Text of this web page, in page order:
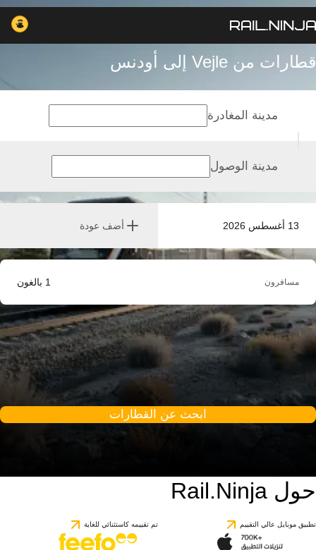
قطارات من Vejle إلى أودنس
13 أغسطس 2026 أضف عودة
مدينة المغادرة
مدينة الوصول
مسافرون 1 بالغون
ابحث عن القطارات
حول Rail.Ninja
تطبيق موبايل عالي التقييم تم تقييمه كاستثنائي للغاية